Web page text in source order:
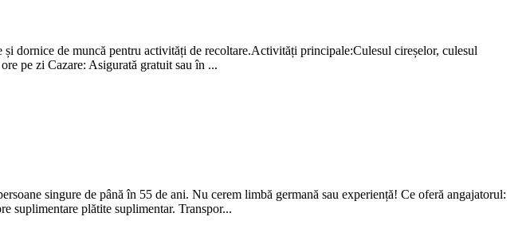
dornice de muncă pentru activități de recoltare.Activități principale:Culesul cireșelor, culesul
pe zi Cazare: Asigurată gratuit sau în ...
singure de până în 55 de ani. Nu cerem limbă germană sau experiență! Ce oferă angajatorul:
suplimentare plătite suplimentar. Transpor...